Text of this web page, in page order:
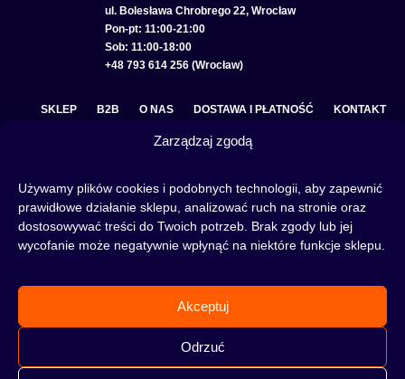
Zarządzaj zgodą
Używamy plików cookies i podobnych technologii, aby zapewnić
prawidłowe działanie sklepu, analizować ruch na stronie oraz
dostosowywać treści do Twoich potrzeb. Brak zgody lub jej
wycofanie może negatywnie wpłynąć na niektóre funkcje sklepu.
Akceptuj
Odrzuć
ul. Bolesława Chrobrego 22, Wrocław
Pon-pt: 11:00-21:00
Sob: 11:00-18:00
+48 793 614 256 (Wrocław)
SKLEP B2B O NAS DOSTAWA I PŁATNOŚĆ KONTAKT
POLITYKA PRYWATNOŚCI
to miejsce jest idealne dla Ciebie! Odwiedź nasz
artykułów, albo nie czekaj i od razu przejdź do naszego shisha-sklepu i zacznij zakupy.